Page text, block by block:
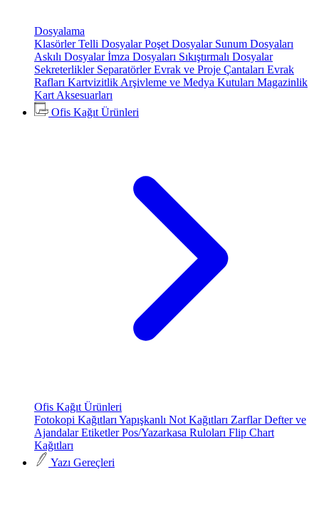
Dosyalama
KlasörlerTelli DosyalarPoşet Dosyalar Sunum Dosyaları
Askılı Dosyalarİmza Dosyaları Sıkıştırmalı Dosyalar
Sekreterlikler SeparatörlerEvrak ve Proje Çantaları Evrak
Rafları Kartvizitlik Arşivleme ve Medya Kutuları Magazinlik
Kart Aksesuarları
Ofis Kağıt Ürünleri
Ofis Kağıt Ürünleri
Fotokopi Kağıtları Yapışkanlı Not Kağıtları ZarflarDefter ve
AjandalarEtiketlerPos/Yazarkasa Ruloları Flip Chart
Kağıtları
Yazı Gereçleri